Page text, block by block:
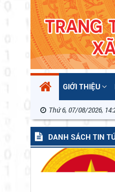
GIỚI THIỆU
Thứ 6, 07/08/2026,
KỶ NIỆM 79
DANH SÁCH TIN